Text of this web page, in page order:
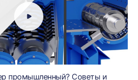
промышленный? Советы и